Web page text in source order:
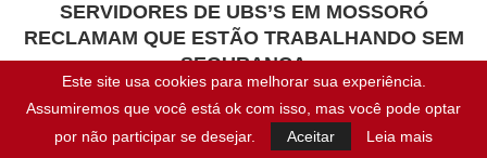
SERVIDORES DE UBS’S EM MOSSORÓ
RECLAMAM QUE ESTÃO TRABALHANDO SEM
SEGURANÇA
Servidores de 13 Unidades Básicas de Saúde (UBS’s) de
Este site usa cookies para melhorar sua experiência.
Assumiremos que você está ok com isso, mas você pode optar
por não participar se desejar.
Aceitar Leia mais